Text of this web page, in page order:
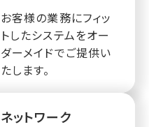
お客様の業務にフィッ
トしたシステムをオー
ダーメイドでご提供い
たします。
ネットワーク